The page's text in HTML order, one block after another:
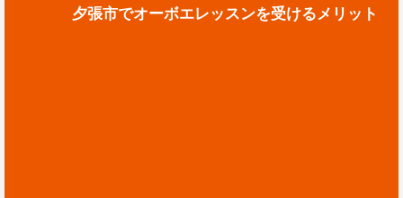
夕張市でオーボエレッスンを受けるメリット